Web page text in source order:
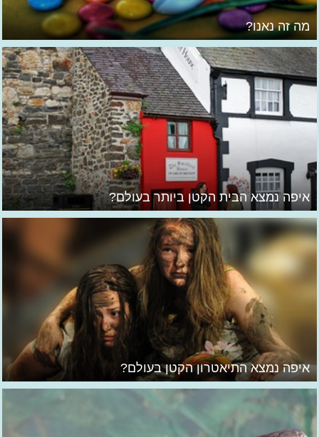
מה זה נאנו?
איפה נמצא הבית הקטן ביותר בעולם?
איפה נמצא התיאטרון הקטן בעולם?